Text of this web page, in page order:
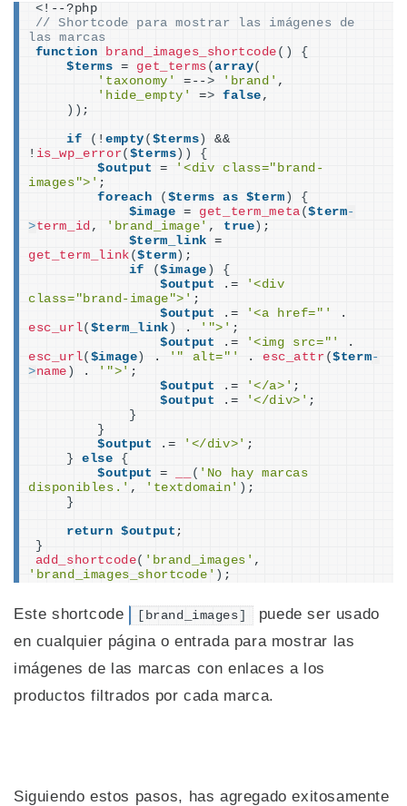
< !--?php
// Shortcode para mostrar las imágenes de
las marcas
function
brand_images_shortcode ()
{
$terms = get_terms (array(
'taxonomy'
=--> 'brand' ,
'hide_empty'
=> false ,
)) ;
if ( !empty ( $terms )
&&
! is_wp_error( $terms ))
{
$output
=
'<div class="brand-
images">' ;
foreach
( $terms as $term )
{
$image = get_term_meta ($term-
>term_id , 'brand_image' , true ) ;
$term_link
get_term_link ($term ) ;
if
($image )
{
$output .=
'<div
class="brand-image">' ;
$output .= '<a href="'
esc_url( $term_link ) . '">' ;
$output .= '<img src="'
esc_url( $image ) . '" alt="' . esc_attr ($term-
>name ) . '">' ;
$output .= '</a>' ;
$output .= '</div>' ;
}
}
$output
.= '</div>' ;
}
else
{
$output
= ( 'No hay marcas
disponibles.' , 'textdomain' ) ;
}
return $output ;
}
add_shortcode( 'brand_images'
'brand_images_shortcode' ) ;
Este shortcode brand_images
puede ser usado
en cualquier página o entrada para mostrar las
imágenes de las marcas con enlaces a los
productos filtrados por cada marca.
Siguiendo estos pasos, has agregado exitosamente